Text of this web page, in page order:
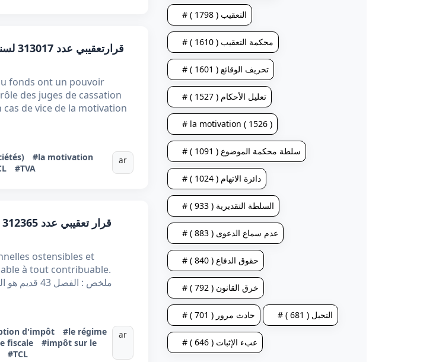
fonds ont un pouvoir
des juges de cassation
de vice de la motivation
#la motivation
#TVA
ar
ostensibles et
à tout contribuable.
ملخص :
d'impôt
#le régime
fiscale
#impôt sur le
#TCL
ar
# التعقيب ( 1798 )
# محكمة التعقيب ( 1610 )
# تحريف الوقائع ( 1601 )
# تعليل الأحكام ( 1527 )
# la motivation ( 1526 )
# سلطة محكمة الموضوع ( 1091 )
# دائرة الاتهام ( 1024 )
# السلطة التقديرية ( 933 )
# عدم سماع الدعوى ( 883 )
# حقوق الدفاع ( 840 )
# خرق القانون ( 792 )
# حادث مرور ( 701 ) # التحيل ( 681 )
# عبء الإثبات ( 646 )